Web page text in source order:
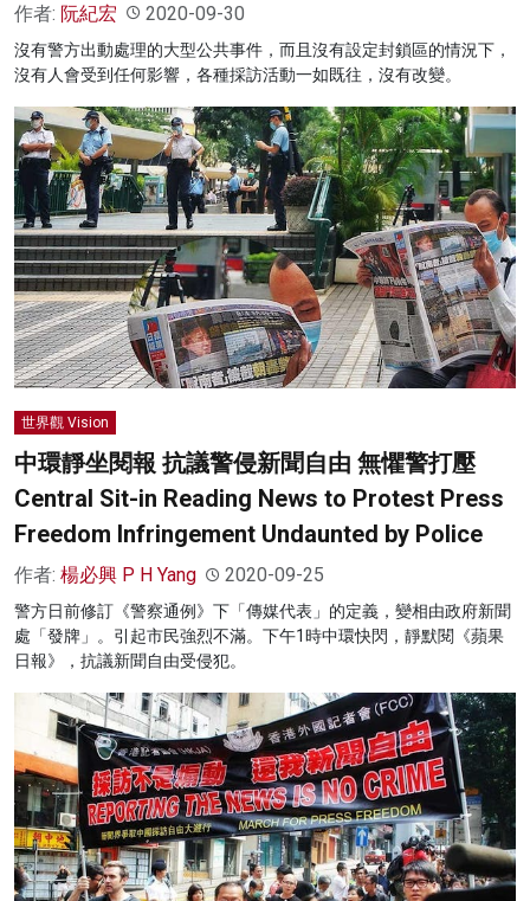
作者: 阮紀宏 2020-09-30
沒有警方出動處理的大型公共事件，而且沒有設定封鎖區的情況下，
沒有人會受到任何影響，各種採訪活動一如既往，沒有改變。
世界觀 Vision
中環靜坐閱報 抗議警侵新聞自由 無懼警打壓
Central Sit-in Reading News to Protest Press
Freedom Infringement Undaunted by Police
作者: 楊必興 P H Yang 2020-09-25
警方日前修訂《警察通例》下「傳媒代表」的定義，變相由政府新聞
處「發牌」。引起市民強烈不滿。下午1時中環快閃，靜默閱《蘋果
日報》，抗議新聞自由受侵犯。